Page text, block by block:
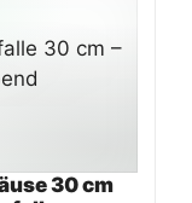
30 cm